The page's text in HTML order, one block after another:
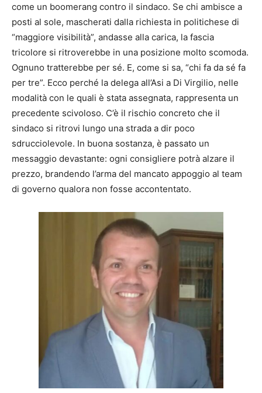
come un boomerang contro il sindaco. Se chi ambisce a
posti al sole, mascherati dalla richiesta in politichese di
“maggiore visibilità”, andasse alla carica, la fascia
tricolore si ritroverebbe in una posizione molto scomoda.
Ognuno tratterebbe per sé. E, come si sa, “chi fa da sé fa
per tre”. Ecco perché la delega all’Asi a Di Virgilio, nelle
modalità con le quali è stata assegnata, rappresenta un
precedente scivoloso. C’è il rischio concreto che il
sindaco si ritrovi lungo una strada a dir poco
sdrucciolevole. In buona sostanza, è passato un
messaggio devastante: ogni consigliere potrà alzare il
prezzo, brandendo l’arma del mancato appoggio al team
di governo qualora non fosse accontentato.